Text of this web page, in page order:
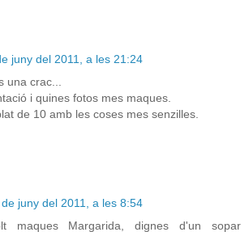
juny del 2011, a les 21:24
una crac...
i quines fotos mes maques.
de 10 amb les coses mes senzilles.
de juny del 2011, a les 8:54
maques Margarida, dignes d'un sopar